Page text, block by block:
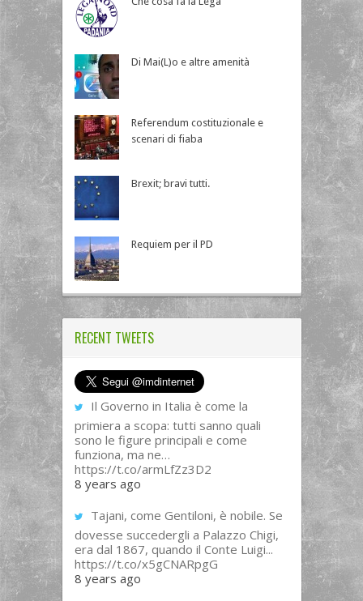
Di Mai(L)o e altre amenità
Referendum costituzionale e
scenari di fiaba
Brexit; bravi tutti.
Requiem per il PD
RECENT TWEETS
Il Governo in Italia è come la
primiera a scopa: tutti sanno quali
sono le figure principali e come
funziona, ma ne…
https://t.co/armLfZz3D2
8 years ago
Tajani, come Gentiloni, è nobile. Se
dovesse succedergli a Palazzo Chigi,
era dal 1867, quando il Conte Luigi...
https://t.co/x5gCNARpgG
8 years ago